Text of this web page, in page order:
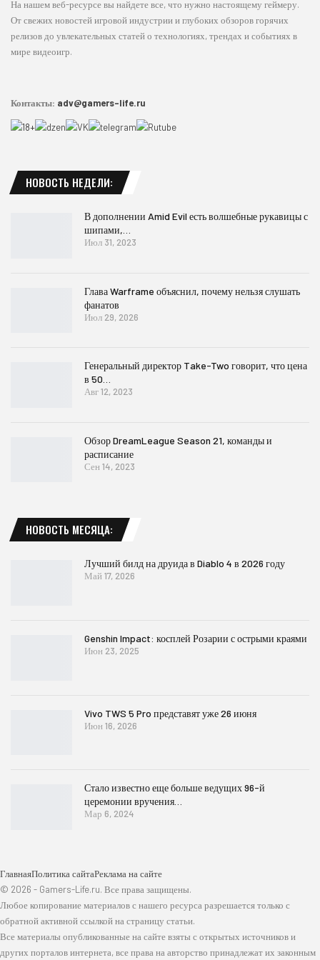
На нашем веб-ресурсе вы найдете все, что нужно настоящему геймеру.
От свежих новостей игровой индустрии и глубоких обзоров горячих
релизов до увлекательных статей о технологиях, трендах и событиях в
мире видеоигр.
Контакты: adv@gamers-life.ru
НОВОСТЬ НЕДЕЛИ:
В дополнении Amid Evil есть волшебные рукавицы с
шипами,…
Июл 31, 2023
Глава Warframe объяснил, почему нельзя слушать
фанатов
Июл 29, 2026
Генеральный директор Take-Two говорит, что цена
в 50…
Авг 12, 2023
Обзор DreamLeague Season 21, команды и
расписание
Сен 14, 2023
НОВОСТЬ МЕСЯЦА:
Лучший билд на друида в Diablo 4 в 2026 году
Май 17, 2026
Genshin Impact: косплей Розарии с острыми краями
Июн 23, 2025
Vivo TWS 5 Pro представят уже 26 июня
Июн 16, 2026
Стало известно еще больше ведущих 96-й
церемонии вручения…
Мар 6, 2024
ГлавнаяПолитика сайтаРеклама на сайте
© 2026 - Gamers-Life.ru. Все права защищены.
Любое копирование материалов с нашего ресурса разрешается только с
обратной активной ссылкой на страницу статьи.
Все материалы опубликованные на сайте взяты с открытых источников и
других порталов интернета, все права на авторство принадлежат их законным